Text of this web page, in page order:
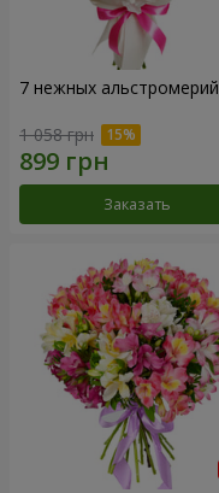
7 нежных альстромерий
1 058 грн
Заказать